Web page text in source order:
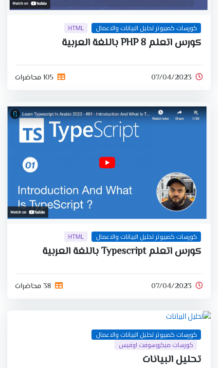
كورسات كمبيوتر تحليل البيانات والاعمال HTML
كورس اتعلم PHP 8 باللغة العربية
07/04/2023 105 محاضرات
كورسات كمبيوتر تحليل البيانات والاعمال HTML
كورس اتعلم Typescript باللغة العربية
07/04/2023 38 محاضرات
كورسات كمبيوتر تحليل البيانات والاعمال
كورسات ميكروسوفت اوفيس
تحليل البيانات